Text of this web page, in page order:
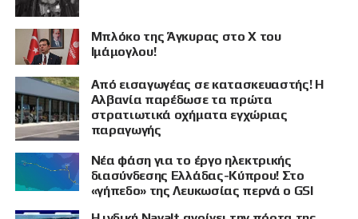
Μπλόκο της Άγκυρας στο X του
Ιμάμογλου!
Από εισαγωγέας σε κατασκευαστής! Η
Αλβανία παρέδωσε τα πρώτα
στρατιωτικά οχήματα εγχώριας
παραγωγής
Νέα φάση για το έργο ηλεκτρικής
διασύνδεσης Ελλάδας-Κύπρου! Στο
«γήπεδο» της Λευκωσίας περνά ο GSI